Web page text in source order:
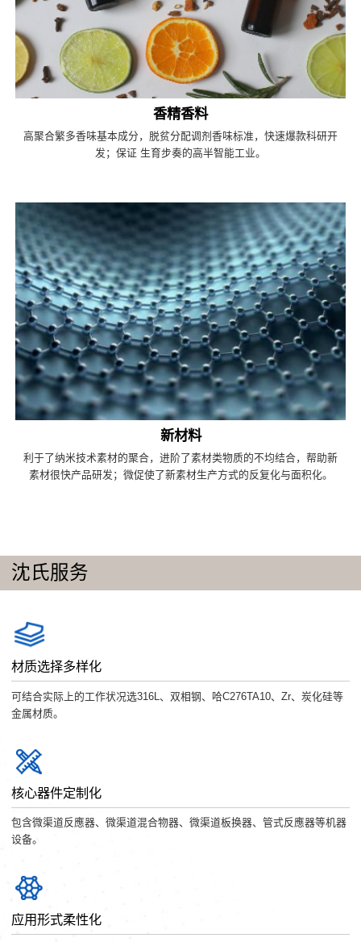
香精香料
高聚合繁多香味基本成分，脱贫分配调剂香味标准，快速爆款科研开
发；保证 生育步奏的高半智能工业。
新材料
利于了纳米技术素材的聚合，进阶了素材类物质的不均结合，帮助新
素材很快产品研发；微促使了新素材生产方式的反复化与面积化。
沈氏服务
材质选择多样化
可结合实际上的工作状况选316L、双相钢、哈C276TA10、Zr、炭化硅等
金属材质。
核心器件定制化
包含微渠道反應器、微渠道混合物器、微渠道板换器、管式反應器等机器
设备。
应用形式柔性化